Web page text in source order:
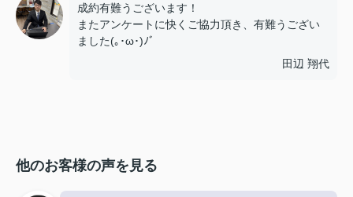
成約有難うございます！
またアンケートに快くご協力頂き、有難うござい
ました(｡･ω･)ﾉﾞ
田辺 翔代
他のお客様の声を見る